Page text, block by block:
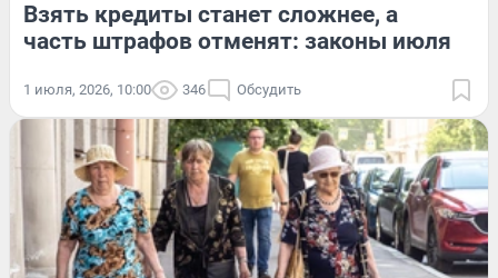
Взять кредиты станет сложнее, а
часть штрафов отменят: законы июля
1 июля, 2026, 10:00 346 Обсудить